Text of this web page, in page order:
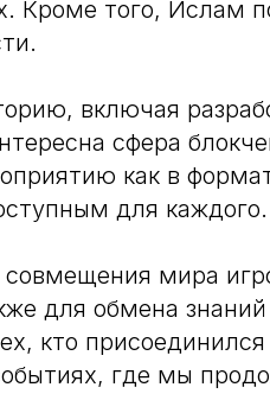
Кроме того, Ислам
включая
сфера
как в
для каждого.
мира
для обмена
кто присоединился
где мы